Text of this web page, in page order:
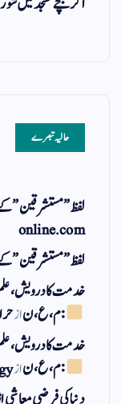
حالیہ تبصرے
لفظ ” مستشرقین ”
online.com
لفظ ” مستشرقین ”
خدمت کا درویش،
: م ، ع ، ناز
خدمت کا درویش،
: م ، ع ، ناز